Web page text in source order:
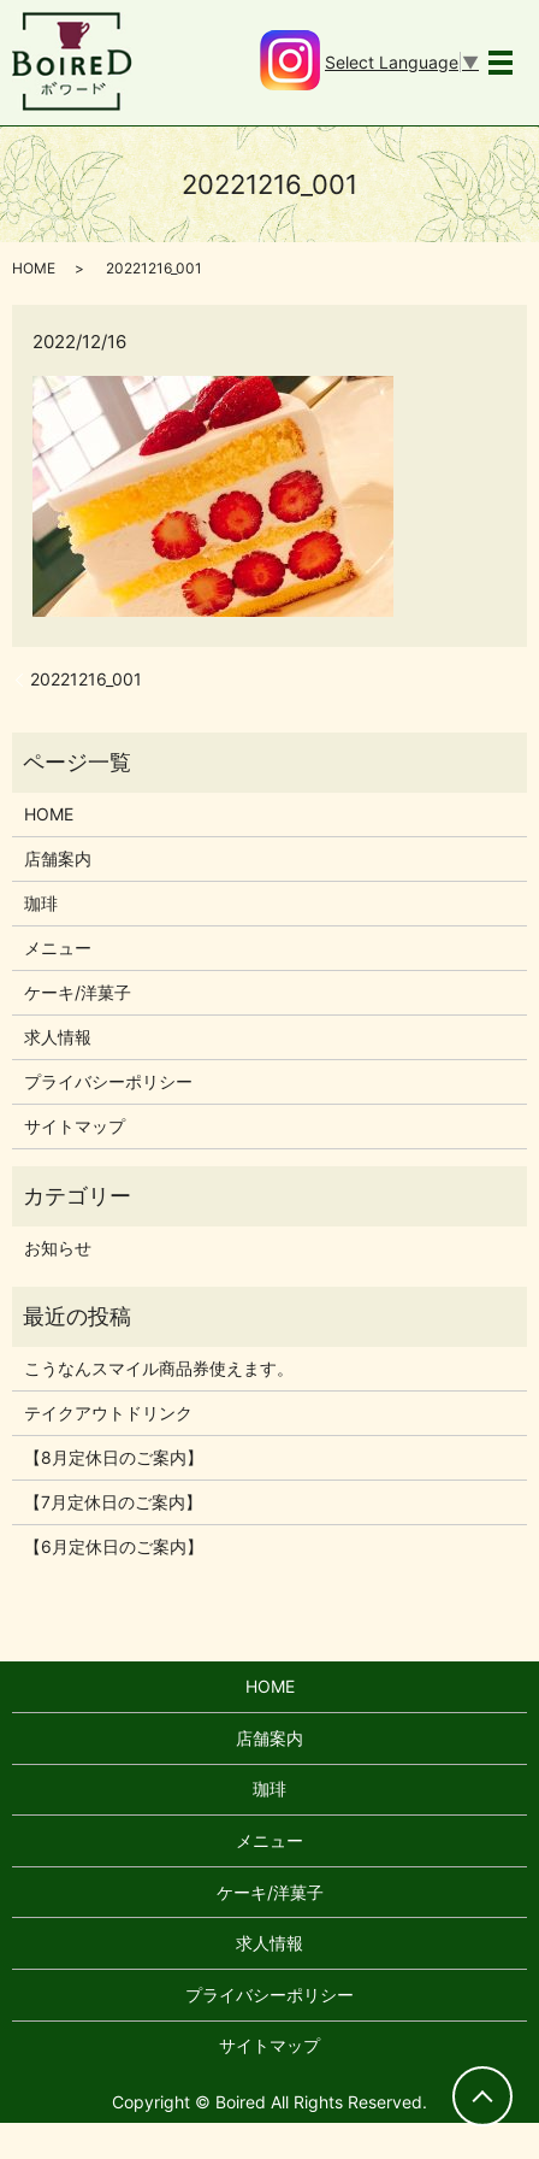
メ
Select Language ▼
20221216_001
HOME 20221216_001
2022/12/16
20221216_001
HOME
店舗案内
珈琲
メニュー
ケーキ/洋菓子
求人情報
プライバシーポリシー
サイトマップ
お知らせ
こうなんスマイル商品券使えます。
テイクアウトドリンク
【8月定休日のご案内】
【7月定休日のご案内】
【6月定休日のご案内】
HOME
店舗案内
珈琲
メニュー
ケーキ/洋菓子
求人情報
プライバシーポリシー
サイトマップ
Copyright © Boired All Rights Reserved.